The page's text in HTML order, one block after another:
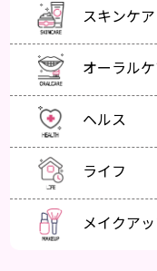
スキンケア
オーラル
ヘルス
ライフ
メイクア